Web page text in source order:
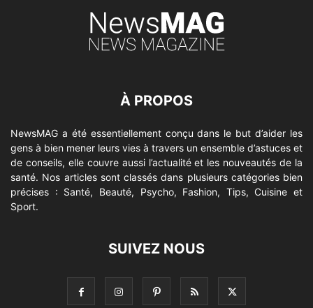
À PROPOS
NewsMAG a été essentiellement conçu dans le but d’aider les
gens à bien mener leurs vies à travers un ensemble d’astuces et
de conseils, elle couvre aussi l’actualité et les nouveautés de la
santé. Nos articles sont classés dans plusieurs catégories bien
précises : Santé, Beauté, Psycho, Fashion, Tips, Cuisine et
Sport.
SUIVEZ NOUS